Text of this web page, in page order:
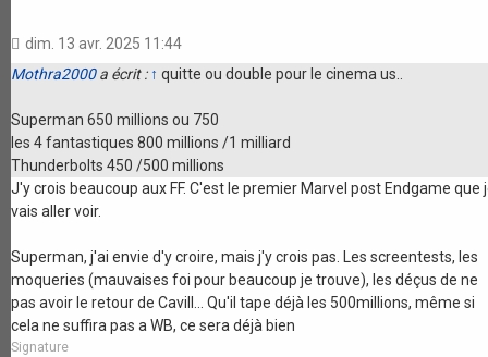
dim. 13 avr. 2025 11:44
Mothra2000a écrit : ↑ quitte ou double pour le cinema us..
Superman 650 millions ou 750
les 4 fantastiques 800 millions /1 milliard
Thunderbolts 450 /500 millions
J'y crois beaucoup aux FF. C'est le premier Marvel post Endgame que
vais aller voir.
Superman, j'ai envie d'y croire, mais j'y crois pas. Les screentests, les
moqueries (mauvaises foi pour beaucoup je trouve), les déçus de ne
pas avoir le retour de Cavill... Qu'il tape déjà les 500millions, même si
cela ne suffira pas a WB, ce sera déjà bien
Signature